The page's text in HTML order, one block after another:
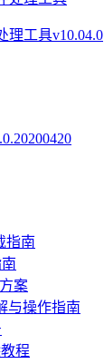
理工具v10.04.0
指南
案
与操作指南
程